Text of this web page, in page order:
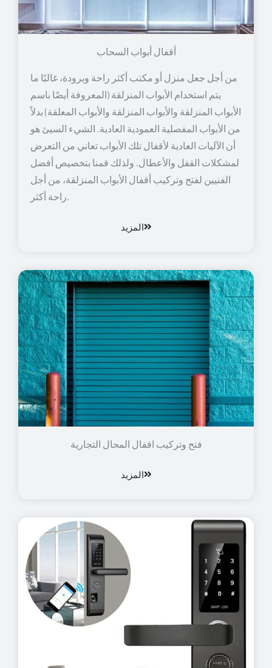
أقفال أبواب السحاب
من أجل جعل منزل أو مكتب أكثر راحة وبرودة، غالبًا ما
يتم استخدام الأبواب المنزلقة (المعروفة أيضًا باسم
الأبواب المنزلقة والأبواب المنزلقة والأبواب المعلقة) بدلاً
من الأبواب المفصلية العمودية العادية. الشيء السيئ هو
أن الآليات العادية لأقفال تلك الأبواب تعاني من التعرض
لمشكلات القفل والأعطال. ولذلك قمنا بتخصيص أفضل
الفنيين لفتح وتركيب أقفال الأبواب المنزلقة، من أجل
راحة أكثر.
المزيد
فتح وتركيب اقفال المحال التجارية
المزيد